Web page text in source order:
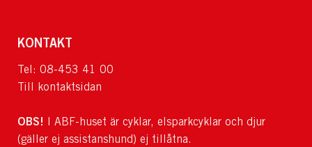
KONTAKT
Tel: 08-453 41 00
Till kontaktsidan
OBS! I ABF-huset är cyklar, elsparkcyklar och djur
(gäller ej assistanshund) ej tillåtna.